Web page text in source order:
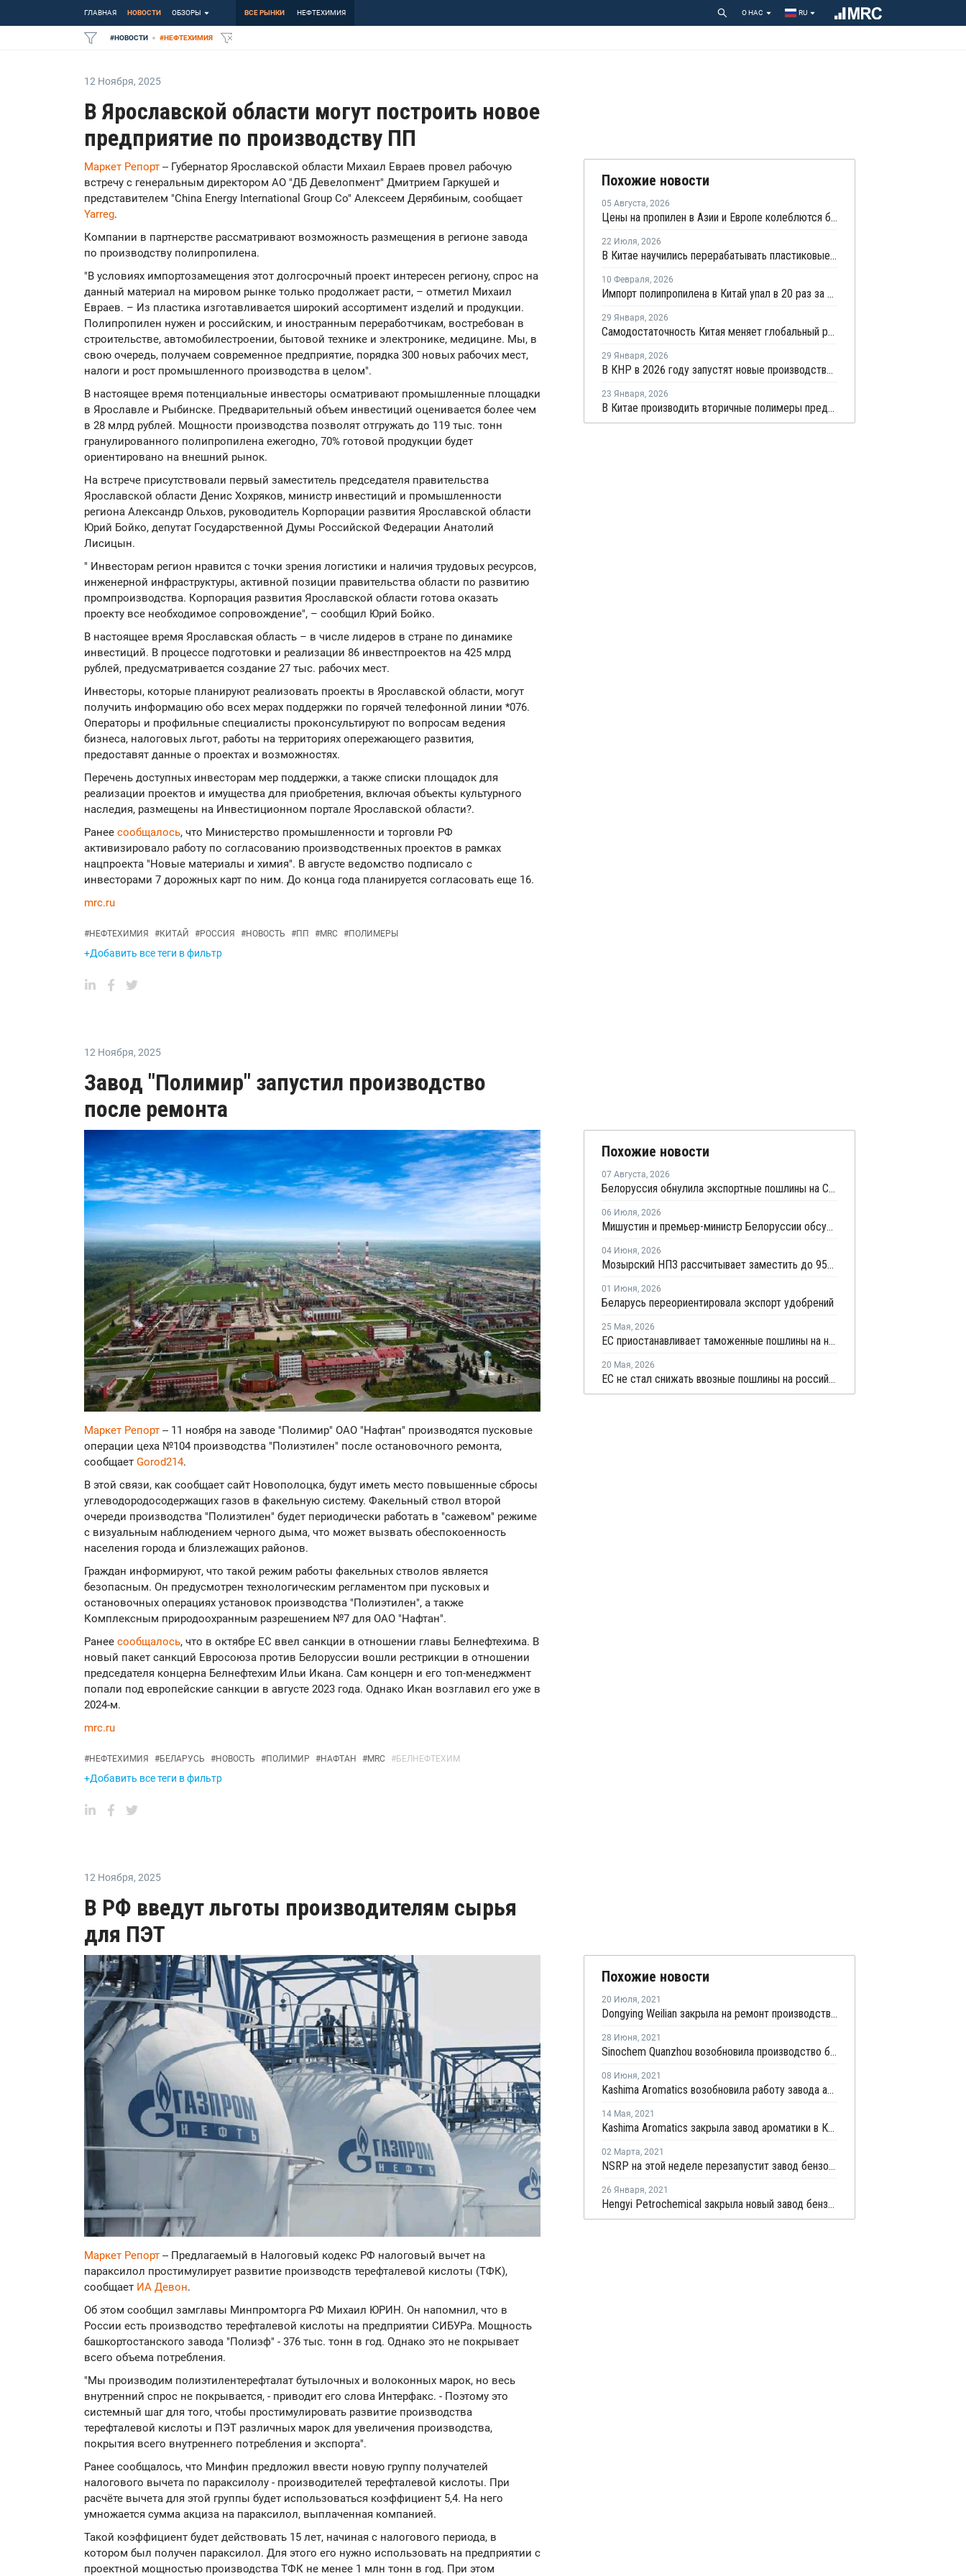
ГЛАВНАЯ НОВОСТИ ОБЗОРЫ ВСЕ РЫНКИ НЕФТЕХИМИЯ О НАС RU
#НОВОСТИ #НЕФТЕХИМИЯ
12 Ноября, 2025
В Ярославской области могут построить новое
предприятие по производству ПП
Маркет Репорт -- Губернатор Ярославской области Михаил Евраев провел рабочую
встречу с генеральным директором АО "ДБ Девелопмент" Дмитрием Гаркушей и
представителем "China Energy International Group Co" Алексеем Дерябиным, сообщает
Yarreg.
Компании в партнерстве рассматривают возможность размещения в регионе завода
по производству полипропилена.
"В условиях импортозамещения этот долгосрочный проект интересен региону, спрос на
данный материал на мировом рынке только продолжает расти, – отметил Михаил
Евраев. – Из пластика изготавливается широкий ассортимент изделий и продукции.
Полипропилен нужен и российским, и иностранным переработчикам, востребован в
строительстве, автомобилестроении, бытовой технике и электронике, медицине. Мы, в
свою очередь, получаем современное предприятие, порядка 300 новых рабочих мест,
налоги и рост промышленного производства в целом".
В настоящее время потенциальные инвесторы осматривают промышленные площадки
в Ярославле и Рыбинске. Предварительный объем инвестиций оценивается более чем
в 28 млрд рублей. Мощности производства позволят отгружать до 119 тыс. тонн
гранулированного полипропилена ежегодно, 70% готовой продукции будет
ориентировано на внешний рынок.
На встрече присутствовали первый заместитель председателя правительства
Ярославской области Денис Хохряков, министр инвестиций и промышленности
региона Александр Ольхов, руководитель Корпорации развития Ярославской области
Юрий Бойко, депутат Государственной Думы Российской Федерации Анатолий
Лисицын.
" Инвесторам регион нравится с точки зрения логистики и наличия трудовых ресурсов,
инженерной инфраструктуры, активной позиции правительства области по развитию
промпроизводства. Корпорация развития Ярославской области готова оказать
проекту все необходимое сопровождение", – сообщил Юрий Бойко.
В настоящее время Ярославская область – в числе лидеров в стране по динамике
инвестиций. В процессе подготовки и реализации 86 инвестпроектов на 425 млрд
рублей, предусматривается создание 27 тыс. рабочих мест.
Инвесторы, которые планируют реализовать проекты в Ярославской области, могут
получить информацию обо всех мерах поддержки по горячей телефонной линии *076.
Операторы и профильные специалисты проконсультируют по вопросам ведения
бизнеса, налоговых льгот, работы на территориях опережающего развития,
предоставят данные о проектах и возможностях.
Перечень доступных инвесторам мер поддержки, а также списки площадок для
реализации проектов и имущества для приобретения, включая объекты культурного
наследия, размещены на Инвестиционном портале Ярославской области?.
Ранее сообщалось, что Министерство промышленности и торговли РФ
активизировало работу по согласованию производственных проектов в рамках
нацпроекта "Новые материалы и химия". В августе ведомство подписало с
инвесторами 7 дорожных карт по ним. До конца года планируется согласовать еще 16.
mrc.ru
#НЕФТЕХИМИЯ #КИТАЙ #РОССИЯ #НОВОСТЬ #ПП #MRC #ПОЛИМЕРЫ
+Добавить все теги в фильтр
Похожие новости
05 Августа, 2026
Цены на пропилен в Азии и Европе колеблются близ уровня в USD1000
22 Июля, 2026
В Китае научились перерабатывать пластиковые отходы в реактивное топливо с эффективностью 82%
10 Февраля, 2026
Импорт полипропилена в Китай упал в 20 раз за пять лет
29 Января, 2026
Самодостаточность Китая меняет глобальный рынок полипропилена
29 Января, 2026
В КНР в 2026 году запустят новые производства ПП совокупной мощностью 4,9 млн тонн
23 Января, 2026
В Китае производить вторичные полимеры предложили по принципу конструкторов LEGO
12 Ноября, 2025
Завод "Полимир" запустил производство
после ремонта
Маркет Репорт -- 11 ноября на заводе "Полимир" ОАО "Нафтан" производятся пусковые
операции цеха №104 производства "Полиэтилен" после остановочного ремонта,
сообщает Gorod214.
В этой связи, как сообщает сайт Новополоцка, будут иметь место повышенные сбросы
углеводородосодержащих газов в факельную систему. Факельный ствол второй
очереди производства "Полиэтилен" будет периодически работать в "сажевом" режиме
с визуальным наблюдением черного дыма, что может вызвать обеспокоенность
населения города и близлежащих районов.
Граждан информируют, что такой режим работы факельных стволов является
безопасным. Он предусмотрен технологическим регламентом при пусковых и
остановочных операциях установок производства "Полиэтилен", а также
Комплексным природоохранным разрешением №7 для ОАО "Нафтан".
Ранее сообщалось, что в октябре ЕС ввел санкции в отношении главы Белнефтехима. В
новый пакет санкций Евросоюза против Белоруссии вошли рестрикции в отношении
председателя концерна Белнефтехим Ильи Икана. Сам концерн и его топ-менеджмент
попали под европейские санкции в августе 2023 года. Однако Икан возглавил его уже в
2024-м.
mrc.ru
#НЕФТЕХИМИЯ #БЕЛАРУСЬ #НОВОСТЬ #ПОЛИМИР #НАФТАН #MRC #БЕЛНЕФТЕХИМ
+Добавить все теги в фильтр
Похожие новости
07 Августа, 2026
Белоруссия обнулила экспортные пошлины на СУГ
06 Июля, 2026
Мишустин и премьер-министр Белоруссии обсудили сотрудничество РФ и Белоруссии в сфере углеводородов
04 Июня, 2026
Мозырский НПЗ рассчитывает заместить до 95% импорта полипропилена в Беларуси
01 Июня, 2026
Беларусь переориентировала экспорт удобрений
25 Мая, 2026
ЕС приостанавливает таможенные пошлины на некоторые удобрения, но не из РФ
20 Мая, 2026
ЕС не стал снижать ввозные пошлины на российские удобрения
12 Ноября, 2025
В РФ введут льготы производителям сырья
для ПЭТ
Маркет Репорт -- Предлагаемый в Налоговый кодекс РФ налоговый вычет на
параксилол простимулирует развитие производств терефталевой кислоты (ТФК),
сообщает ИА Девон.
Об этом сообщил замглавы Минпромторга РФ Михаил ЮРИН. Он напомнил, что в
России есть производство терефталевой кислоты на предприятии СИБУРа. Мощность
башкортостанского завода "Полиэф" - 376 тыс. тонн в год. Однако это не покрывает
всего объема потребления.
"Мы производим полиэтилентерефталат бутылочных и волоконных марок, но весь
внутренний спрос не покрывается, - приводит его слова Интерфакс. - Поэтому это
системный шаг для того, чтобы простимулировать развитие производства
терефталевой кислоты и ПЭT различных марок для увеличения производства,
покрытия всего внутреннего потребления и экспорта".
Ранее сообщалось, что Минфин предложил ввести новую группу получателей
налогового вычета по параксилолу - производителей терефталевой кислоты. При
расчёте вычета для этой группы будет использоваться коэффициент 5,4. На него
умножается сумма акциза на параксилол, выплаченная компанией.
Такой коэффициент будет действовать 15 лет, начиная с налогового периода, в
котором был получен параксилол. Для этого его нужно использовать на предприятии с
проектной мощностью производства ТФК не менее 1 млн тонн в год. При этом
Похожие новости
20 Июля, 2021
Dongying Weilian закрыла на ремонт производство ароматики в Дунъин
28 Июня, 2021
Sinochem Quanzhou возобновила производство бутадиена после ремонта
08 Июня, 2021
Kashima Aromatics возобновила работу завода ароматики в Касиме
14 Мая, 2021
Kashima Aromatics закрыла завод ароматики в Касиме из-за технических проблем
02 Марта, 2021
NSRP на этой неделе перезапустит завод бензола во Вьетнаме
26 Января, 2021
Hengyi Petrochemical закрыла новый завод бензола на комплексе в Брунее на внеплановый ремонт